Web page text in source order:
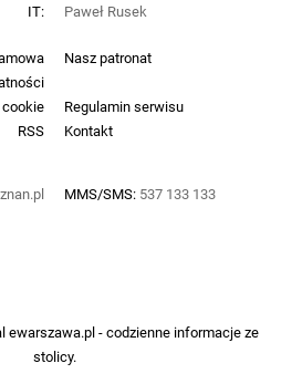
Nasz patronat
Regulamin serwisu
RSS
Kontakt
MMS/SMS: 537 133 133
IT:
Paweł Rusek
ewarszawa.pl- codzienne informacje ze
stolicy.